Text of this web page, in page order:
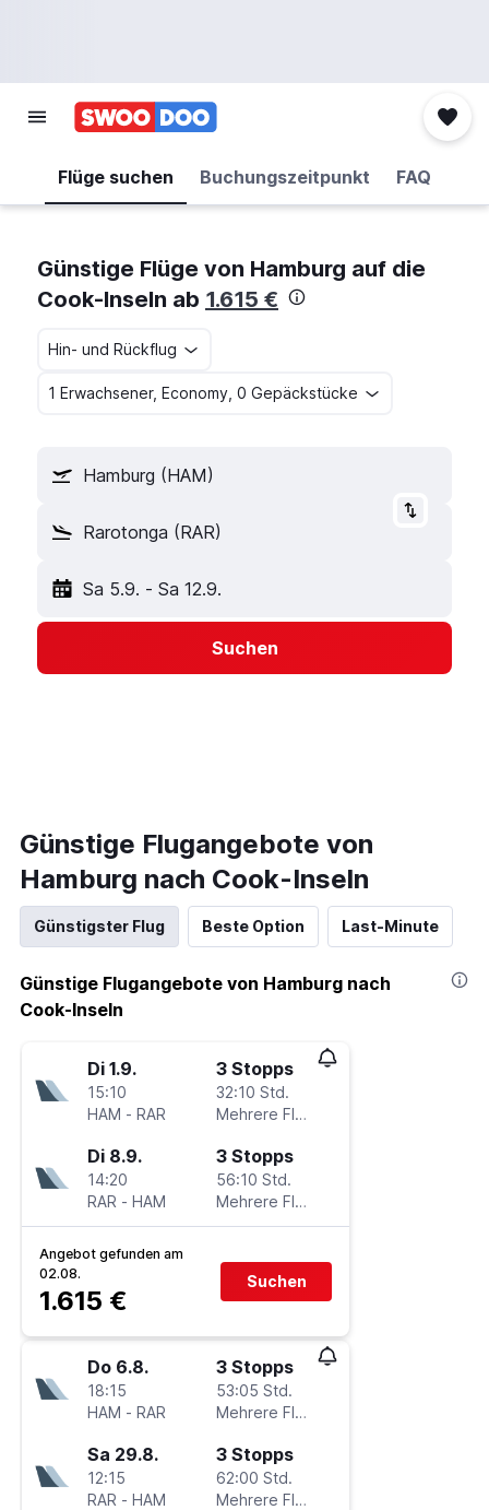
Flüge suchen Buchungszeitpunkt FAQ
Günstige Flüge von Hamburg auf die
Cook-Inseln ab 1.615 €
Hin- und Rückflug
1 Erwachsener, Economy, 0 Gepäckstücke
Hamburg (HAM)
Rarotonga (RAR)
Sa 5.9. - Sa 12.9.
Suchen
Günstige Flugangebote von
Hamburg nach Cook-Inseln
Günstigster Flug Beste Option Last-Minute
Günstige Flugangebote von Hamburg nach
Cook-Inseln
Di 1.9.
15:10
HAM - RAR
3 Stopps
32:10 Std.
Mehrere Fluglinien
Di 8.9.
14:20
RAR - HAM
3 Stopps
56:10 Std.
Mehrere Fluglinien
Angebot gefunden am
02.08.
1.615 €
Suchen
Do 6.8.
18:15
HAM - RAR
3 Stopps
53:05 Std.
Mehrere Fluglinien
Sa 29.8.
12:15
RAR - HAM
3 Stopps
62:00 Std.
Mehrere Fluglinien